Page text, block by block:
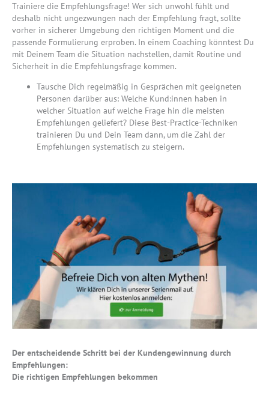
Trainiere die Empfehlungsfrage! Wer sich unwohl fühlt und
deshalb nicht ungezwungen nach der Empfehlung fragt, sollte
vorher in sicherer Umgebung den richtigen Moment und die
passende Formulierung erproben. In einem Coaching könntest Du
mit Deinem Team die Situation nachstellen, damit Routine und
Sicherheit in die Empfehlungsfrage kommen.
Tausche Dich regelmäßig in Gesprächen mit geeigneten
Personen darüber aus: Welche Kund:innen haben in
welcher Situation auf welche Frage hin die meisten
Empfehlungen geliefert? Diese Best-Practice-Techniken
trainieren Du und Dein Team dann, um die Zahl der
Empfehlungen systematisch zu steigern.
Der entscheidende Schritt bei der Kundengewinnung durch
Empfehlungen:
Die richtigen Empfehlungen bekommen